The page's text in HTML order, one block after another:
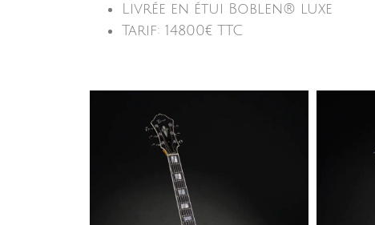
Livrée en étui Boblen® luxe
Tarif: 14800€ TTC